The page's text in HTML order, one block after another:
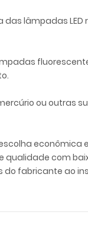
das lâmpadas
ou
com
fabricante ao